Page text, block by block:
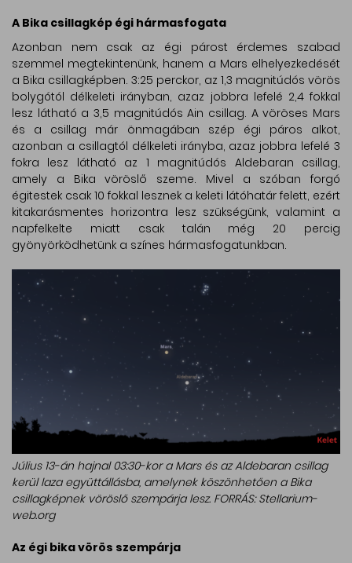
A Bika csillagkép égi hármasfogata
Azonban nem csak az égi párost érdemes szabad
szemmel megtekintenünk, hanem a Mars elhelyezkedését
a Bika csillagképben. 3:25 perckor, az 1,3 magnitúdós vörös
bolygótól délkeleti irányban, azaz jobbra lefelé 2,4 fokkal
lesz látható a 3,5 magnitúdós Ain csillag. A vöröses Mars
és a csillag már önmagában szép égi páros alkot,
azonban a csillagtól délkeleti irányba, azaz jobbra lefelé 3
fokra lesz látható az 1 magnitúdós Aldebaran csillag,
amely a Bika vöröslő szeme. Mivel a szóban forgó
égitestek csak 10 fokkal lesznek a keleti látóhatár felett, ezért
kitakarásmentes horizontra lesz szükségünk, valamint a
napfelkelte miatt csak talán még 20 percig
gyönyörködhetünk a színes hármasfogatunkban.
Július 13-án hajnal 03:30-kor a Mars és az Aldebaran csillag
kerül laza együttállásba, amelynek köszönhetően a Bika
csillagképnek vöröslő szempárja lesz. FORRÁS: Stellarium-
web.org
Az égi bika vörös szempárja